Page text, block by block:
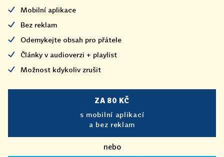
Mobilní aplikace
Bez reklam
Odemykejte obsah pro přátele
Články v audioverzi + playlist
Možnost kdykoliv zrušit
ZA 80 KČ
s mobilní aplikací
a bez reklam
nebo